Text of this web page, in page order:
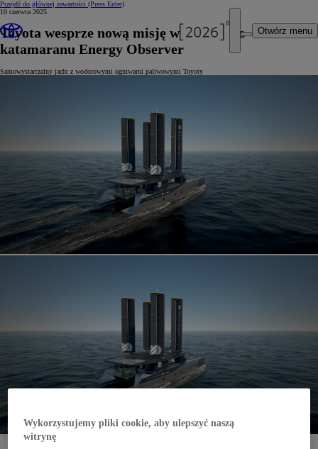
Przejdź do głównej zawartości (Press Enter)
Otwórz menu
10 czerwca 2025
Toyota wesprze nową misję wodorowego
katamaranu Energy Observer
Samowystarczalny jacht z wodorowymi ogniwami paliwowymi Toyoty
Wykorzystujemy pliki cookie, aby ulepszyć naszą
witrynę